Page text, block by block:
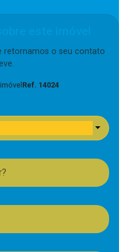
retornamos o seu contato
Ref. 14024